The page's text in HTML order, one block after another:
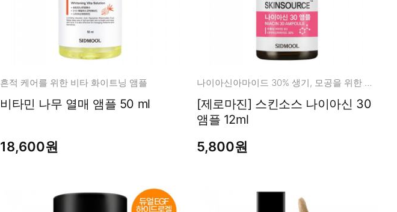
세라마이드
글루타치온
트라넥사믹
피디알엔
흔적 케어를 위한 비타 화이트닝 앰플
비타민 나무 열매 앰플 50 ml
18,600원
나이아신아마이드 30% 생기, 모공을 위한 믹스템!
[제로마진] 스킨소스 나이아신 30
앰플 12ml
5,800원